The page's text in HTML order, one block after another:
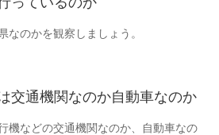
なのかを観察しましょう。
交通機関なのか自動車なのか
機などの交通機関なのか、自動車なの